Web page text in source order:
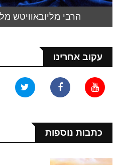
הרבי מליובאוויטש
עקוב אחרינו
כתבות נוספות